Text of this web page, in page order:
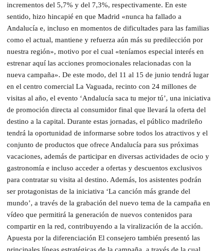
incrementos del 5,7% y del 7,3%, respectivamente. En este
sentido, hizo hincapié en que Madrid «nunca ha fallado a
Andalucía e, incluso en momentos de dificultades para las familias
como el actual, mantiene y refuerza aún más su predilección por
nuestra región», motivo por el cual «teníamos especial interés en
estrenar aquí las acciones promocionales relacionadas con la
nueva campaña». De este modo, del 11 al 15 de junio tendrá lugar
en el centro comercial La Vaguada, recinto con 24 millones de
visitas al año, el evento ‘Andalucía saca tu mejor tú’, una iniciativa
de promoción directa al consumidor final que llevará la oferta del
destino a la capital. Durante estas jornadas, el público madrileño
tendrá la oportunidad de informarse sobre todos los atractivos y el
conjunto de productos que ofrece Andalucía para sus próximas
vacaciones, además de participar en diversas actividades de ocio y
gastronomía e incluso acceder a ofertas y descuentos exclusivos
para contratar su visita al destino. Además, los asistentes podrán
ser protagonistas de la iniciativa ‘La canción más grande del
mundo’, a través de la grabación del nuevo tema de la campaña en
vídeo que permitirá la generación de nuevos contenidos para
compartir en la red, contribuyendo a la viralización de la acción.
Apuesta por la diferenciación El consejero también presentó las